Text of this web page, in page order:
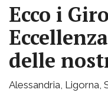
Ecco i
delle
Alessandria, Ligorna,